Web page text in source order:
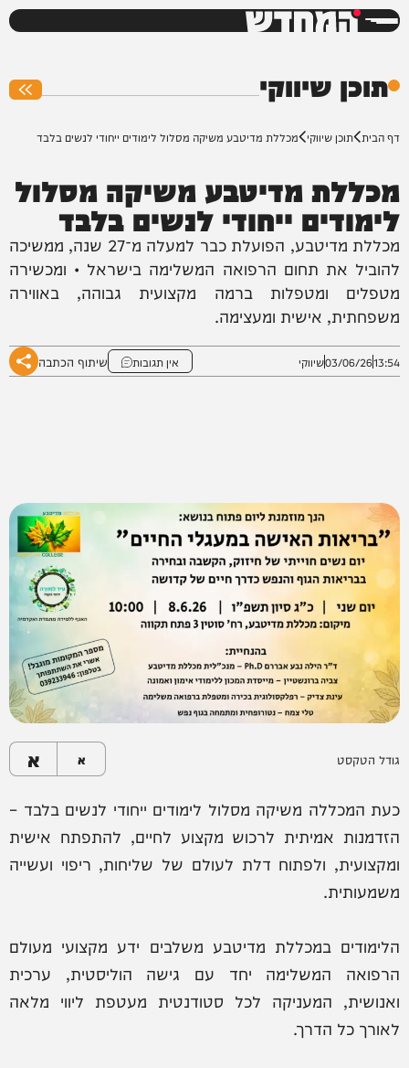
המחדש
תוכן שיווקי
דף הבית תוכן שיווקי מכללת מדיטבע משיקה מסלול לימודים ייחודי לנשים בלבד
מכללת מדיטבע משיקה מסלול
לימודים ייחודי לנשים בלבד
מכללת מדיטבע, הפועלת כבר למעלה מ־27 שנה, ממשיכה
להוביל את תחום הרפואה המשלימה בישראל • ומכשירה
מטפלים ומטפלות ברמה מקצועית גבוהה, באווירה
משפחתית, אישית ומעצימה.
13:54
03/06/26שיווקי אין תגובות שיתוף הכתבה
גודל הטקסט א א
כעת המכללה משיקה מסלול לימודים ייחודי לנשים בלבד –
הזדמנות אמיתית לרכוש מקצוע לחיים, להתפתח אישית
ומקצועית, ולפתוח דלת לעולם של שליחות, ריפוי ועשייה
משמעותית.
הלימודים במכללת מדיטבע משלבים ידע מקצועי מעולם
הרפואה המשלימה יחד עם גישה הוליסטית, ערכית
ואנושית, המעניקה לכל סטודנטית מעטפת ליווי מלאה
לאורך כל הדרך.